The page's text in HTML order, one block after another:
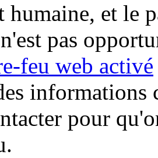
humaine, et le
pas
feu web activé
informations
pour